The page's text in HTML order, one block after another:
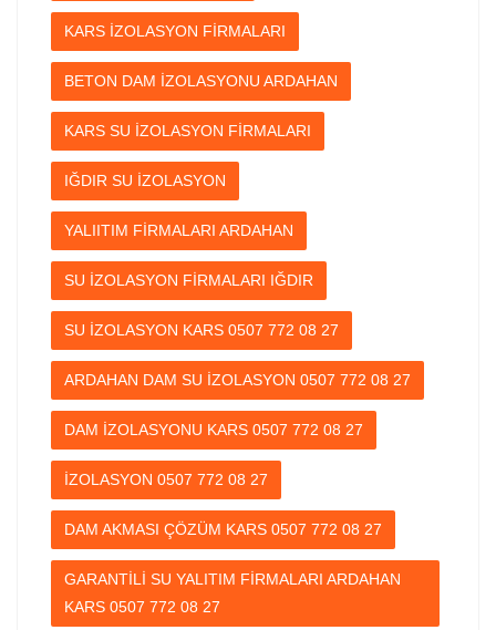
KARS İZOLASYON FİRMALARI
BETON DAM İZOLASYONU ARDAHAN
KARS SU İZOLASYON FİRMALARI
IĞDIR SU İZOLASYON
YALIITIM FİRMALARI ARDAHAN
SU İZOLASYON FİRMALARI IĞDIR
SU İZOLASYON KARS 0507 772 08 27
ARDAHAN DAM SU İZOLASYON 0507 772 08 27
DAM İZOLASYONU KARS 0507 772 08 27
İZOLASYON 0507 772 08 27
DAM AKMASI ÇÖZÜM KARS 0507 772 08 27
GARANTİLİ SU YALITIM FİRMALARI ARDAHAN
KARS 0507 772 08 27